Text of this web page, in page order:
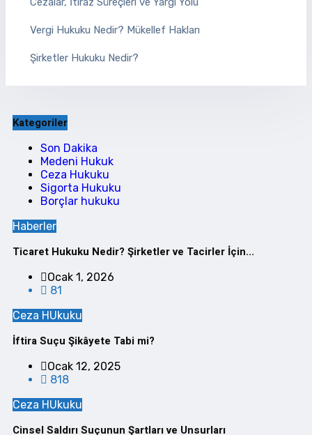
Vergi Hukuku Nedir? Mükellef Hakları
Şirketler Hukuku Nedir?
Kategoriler
Son Dakika
Medeni Hukuk
Ceza Hukuku
Sigorta Hukuku
Borçlar hukuku
Haberler
Ticaret Hukuku Nedir? Şirketler ve Tacirler İçin...
Ocak 1, 2026
81
Ceza HUkuku
İftira Suçu Şikâyete Tabi mi?
Ocak 12, 2025
818
Ceza HUkuku
Cinsel Saldırı Suçunun Şartları ve Unsurları